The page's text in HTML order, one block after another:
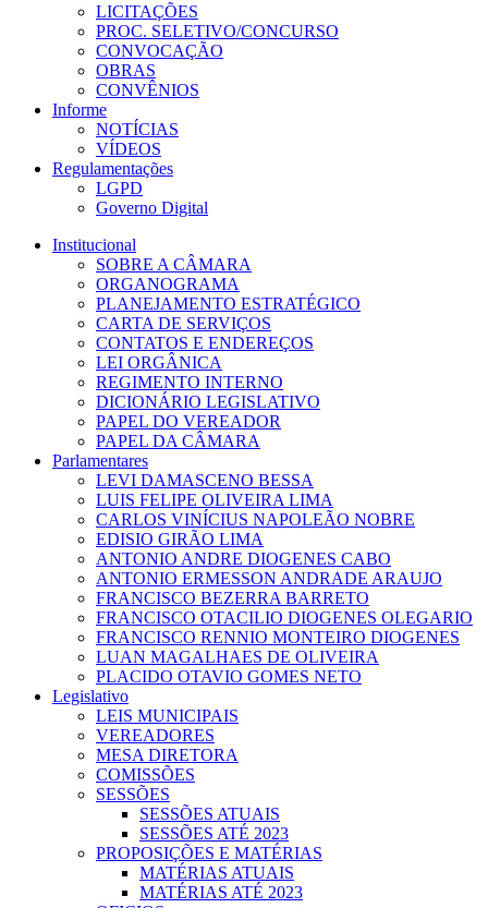
LICITAÇÕES
PROC. SELETIVO/CONCURSO
CONVOCAÇÃO
OBRAS
CONVÊNIOS
Informe
NOTÍCIAS
VÍDEOS
Regulamentações
LGPD
Governo Digital
Institucional
SOBRE A CÂMARA
ORGANOGRAMA
PLANEJAMENTO ESTRATÉGICO
CARTA DE SERVIÇOS
CONTATOS E ENDEREÇOS
LEI ORGÂNICA
REGIMENTO INTERNO
DICIONÁRIO LEGISLATIVO
PAPEL DO VEREADOR
PAPEL DA CÂMARA
Parlamentares
LEVI DAMASCENO BESSA
LUIS FELIPE OLIVEIRA LIMA
CARLOS VINÍCIUS NAPOLEÃO NOBRE
EDISIO GIRÃO LIMA
ANTONIO ANDRE DIOGENES CABO
ANTONIO ERMESSON ANDRADE ARAUJO
FRANCISCO BEZERRA BARRETO
FRANCISCO OTACILIO DIOGENES OLEGARIO
FRANCISCO RENNIO MONTEIRO DIOGENES
LUAN MAGALHAES DE OLIVEIRA
PLACIDO OTAVIO GOMES NETO
Legislativo
LEIS MUNICIPAIS
VEREADORES
MESA DIRETORA
COMISSÕES
SESSÕES
SESSÕES ATUAIS
SESSÕES ATÉ 2023
PROPOSIÇÕES E MATÉRIAS
MATÉRIAS ATUAIS
MATÉRIAS ATÉ 2023